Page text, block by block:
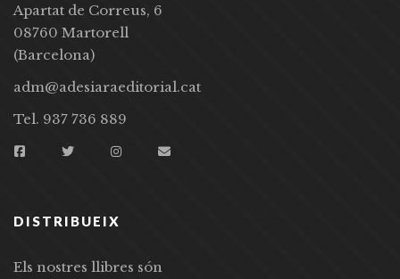
Apartat de Correus, 6
08760 Martorell
(Barcelona)
adm@adesiaraeditorial.cat
Tel. 937 736 889
DISTRIBUEIX
Els nostres llibres són